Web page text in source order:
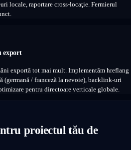
locale, raportare cross-locaţie. Fermierul
export
exportă tot mai mult. Implementăm hreflang
(germană / franceză la nevoie), backlink-uri
pentru directoare verticale globale.
proiectul tău de